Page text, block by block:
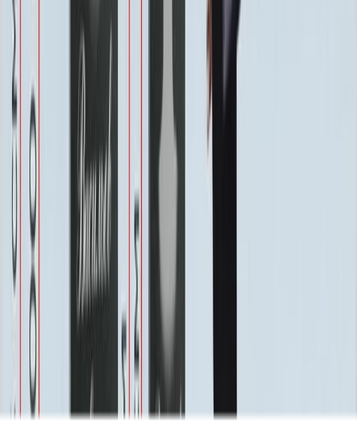
3 000 ₽
Хранение на складе
Бесплатно
2 000 ₽
Благоустройство
Благоустройство
Столик ММ5420
Цветник ММ5150
24 250 ₽
-
Цоколь ММ5395
22 800 ₽
Цоколь ММ5396
25 200 ₽
+